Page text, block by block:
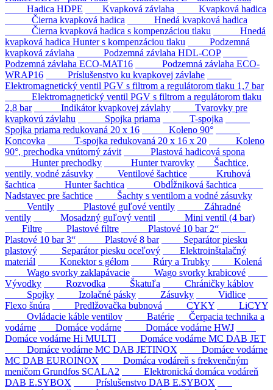
Hadica HDPE
Kvapková závlaha
Kvapková hadica
Čierna kvapková hadica
Hnedá kvapková hadica
Čierna kvapková hadica s kompenzáciou tlaku
Hnedá
kvapková hadica Hunter s kompenzáciou tlaku
Podzemná
kvapková závlaha
Podzemná závlaha HDL-COP
Podzemná závlaha ECO-MAT16
Podzemná závlaha ECO-
WRAP16
Príslušenstvo ku kvapkovej závlahe
Elektromagnetický ventil PGV s filtrom a regulátorom tlaku 1,7 bar
Elektromagnetický ventil PGV s filtrom a regulátorom tlaku
2,8 bar
Indikátor kvapkovej závlahy
Tvarovky pre
kvapkovú závlahu
Spojka priama
T-spojka
Spojka priama redukovaná 20 x 16
Koleno 90°
Koncovka
T-spojka redukovaná 20 x 16 x 20
Koleno
90°, prechodka vnútorný závit
Plastová hadicová spona
Hunter prechodky
Hunter tvarovky
Šachtice,
ventily, vodné zásuvky
Ventilové šachtice
Kruhová
šachtica
Hunter šachtica
Obdĺžniková šachtica
Nadstavec pre šachtice
Šachty s ventilom a vodné zásuvky
Ventily
Plastové guľové ventily
Záhradné
ventily
Mosadzný guľový ventil
Mini ventil (4 bar)
Filtre
Plastové filtre
Plastové 10 bar 2“
Plastové 10 bar 3“
Plastové 8 bar
Separátor piesku
plastový
Separátor piesku oceľový
Elektroinštalačný
materiál
Konektor s gélom Rúry a Trubky
Kolená
Wago svorky zaklapávacie
Wago svorky krabicové
Vývodky
Rozvodka Škatuľa
Chráničky káblov
Spojky
Izolačné pásky Zásuvky
Vidlice
Flexo šnúra
Predlžovačka bubnová CYKY
LiCYY
Ovládacie káble ventilov
Batérie
Čerpacia technika a
vodárne
Domáce vodárne
Domáce vodárne HWJ
Domáce vodárne Hi MULTI
Domáce vodárne MC DAB JET
Domáce vodárne MC DAB JETINOX
Domáce vodárne
MC DAB EUROINOX
Domáca vodáreň s frekvenčným
meničom Grundfos SCALA2
Elektronická domáca vodáreň
DAB E.SYBOX
Príslušenstvo DAB E.SYBOX